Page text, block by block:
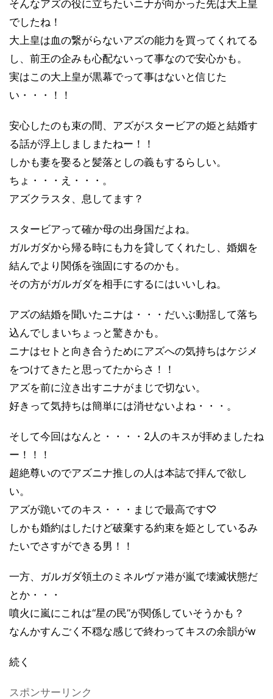
そんなアズの役に立ちたいニナが向かった先は大上皇
でしたね！
大上皇は血の繋がらないアズの能力を買ってくれてる
し、前王の企みも心配ないって事なので安心かも。
実はこの大上皇が黒幕でって事はないと信じた
い・・・！！
安心したのも束の間、アズがスタービアの姫と結婚す
る話が浮上しましまたねー！！
しかも妻を娶ると髪落としの義もするらしい。
ちょ・・・え・・・。
アズクラスタ、息してます？
スタービアって確か母の出身国だよね。
ガルガダから帰る時にも力を貸してくれたし、婚姻を
結んでより関係を強固にするのかも。
その方がガルガダを相手にするにはいいしね。
アズの結婚を聞いたニナは・・・だいぶ動揺して落ち
込んでしまいちょっと驚きかも。
ニナはセトと向き合うためにアズへの気持ちはケジメ
をつけてきたと思ってたからさ！！
アズを前に泣き出すニナがまじで切ない。
好きって気持ちは簡単には消せないよね・・・。
そして今回はなんと・・・・2 人のキスが拝めましたね
ー！！！
超絶尊いのでアズニナ推しの人は本誌で拝んで欲し
い。
アズが跪いてのキス・・・まじで最高です♡
しかも婚約はしたけど破棄する約束を姫としているみ
たいでさすができる男！！
一方、ガルガダ領土のミネルヴァ港が嵐で壊滅状態だ
とか・・・
噴火に嵐にこれは“星の民”が関係していそうかも？
なんかすんごく不穏な感じで終わってキスの余韻がw
続く
スポンサーリンク